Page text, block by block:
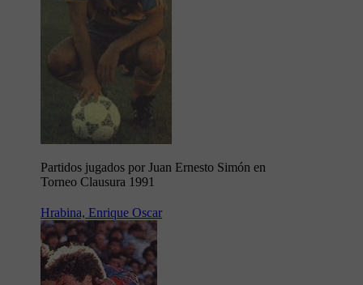
Partidos jugados por Juan Ernesto Simón en
Torneo Clausura 1991
Hrabina, Enrique Oscar